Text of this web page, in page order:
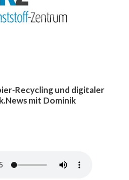
Recycling und digitaler
mit Dominik